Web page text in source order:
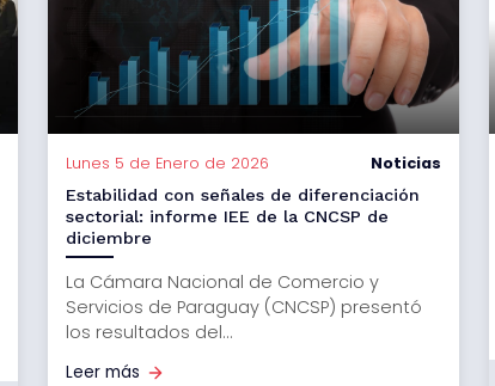
Lunes 5 de Enero de 2026 Noticias
Estabilidad con señales de diferenciación
sectorial: informe IEE de la CNCSP de
diciembre
La Cámara Nacional de Comercio y
Servicios de Paraguay (CNCSP) presentó
los resultados del...
Leer más